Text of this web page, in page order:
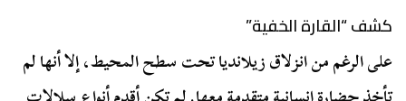
كشف “القارة الخفية”
على الرغم من انزلاق زيلانديا تحت سطح المحيط، إلا أنها لم